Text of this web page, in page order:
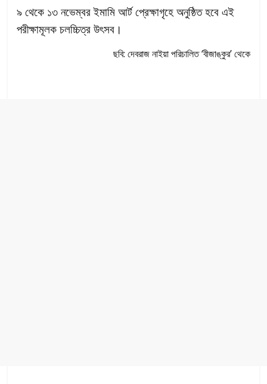
৯ থেকে ১৩ নভেম্বর ইমামি আর্ট প্রেক্ষাগৃহে অনুষ্ঠিত হবে এই
পরীক্ষামূলক চলচ্চিত্র উৎসব।
ছবি: দেবরাজ নাইয়া পরিচালিত ‘বীজাঙ্কুর’ থেকে